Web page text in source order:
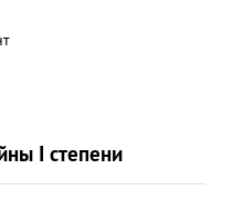
I степени